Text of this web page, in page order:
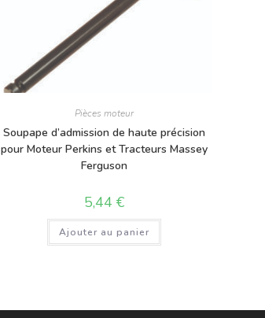
Pièces moteur
Soupape d’admission de haute précision
pour Moteur Perkins et Tracteurs Massey
Ferguson
5,44€
Ajouter au panier